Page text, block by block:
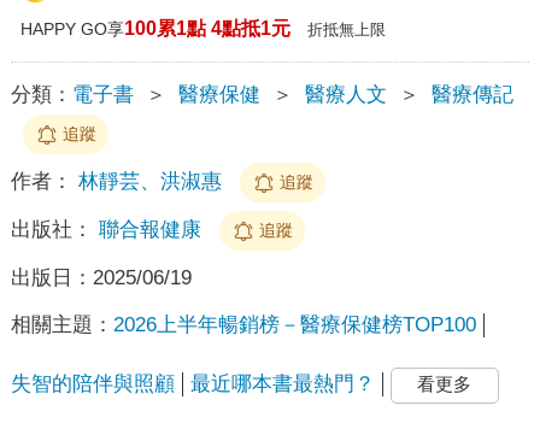
HAPPY GO享100累1點 4點抵1元 折抵無上限
分類： 電子書 ＞ 醫療保健 ＞ 醫療人文 ＞ 醫療傳記
追蹤
作者： 林靜芸、洪淑惠 追蹤
出版社： 聯合報健康 追蹤
出版日： 2025/06/19
相關主題： 2026上半年暢銷榜－醫療保健榜TOP100
失智的陪伴與照顧 最近哪本書最熱門？ 看更多